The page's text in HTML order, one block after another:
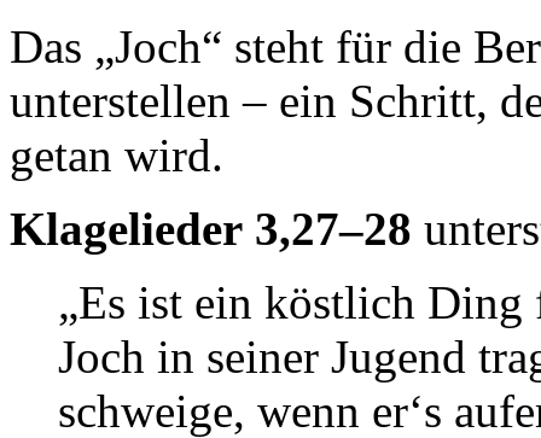
Das „Joch“ steht für die
unterstellen – ein Schritt,
getan wird.
Klagelieder 3,27–28
„Es ist ein köstlich Ding
Joch in seiner Jugend
schweige, wenn er‘s